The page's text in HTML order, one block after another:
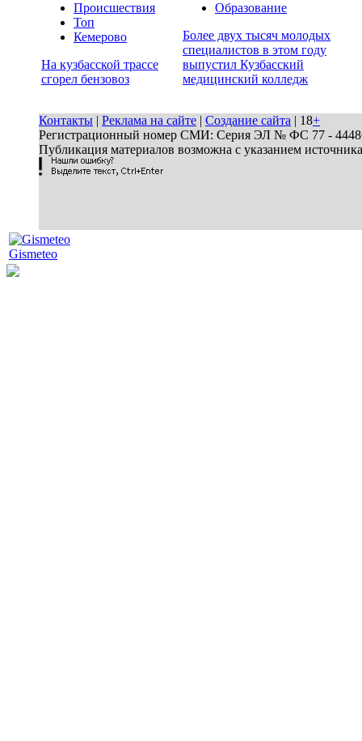
Происшествия
Топ
Кемерово
На кузбасской трассе
сгорел бензовоз
Образование
Более двух тысяч молодых
специалистов в этом году
выпустил Кузбасский
медицинский колледж
Контакты | Реклама на сайте | Создание сайта | 18+
Регистрационный номер СМИ: Серия ЭЛ № ФС 77 - 44486
Публикация материалов возможна с указанием
Gismeteo